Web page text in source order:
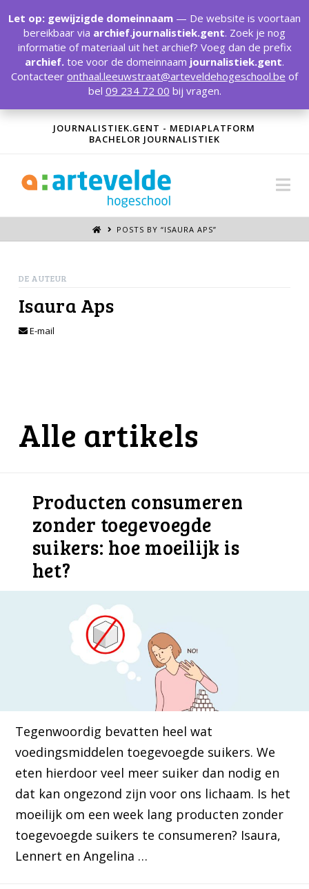
JOURNALISTIEK.GENT - MEDIAPLATFORM
BACHELOR JOURNALISTIEK
POSTS BY “ISAURA APS”
DE AUTEUR
Isaura Aps
E-mail
Alle artikels
Producten consumeren
zonder toegevoegde
suikers: hoe moeilijk is
het?
Tegenwoordig bevatten heel wat
voedingsmiddelen toegevoegde suikers. We
eten hierdoor veel meer suiker dan nodig en
dat kan ongezond zijn voor ons lichaam. Is het
moeilijk om een week lang producten zonder
toegevoegde suikers te consumeren? Isaura,
Lennert en Angelina …
Let op: gewijzigde domeinnaam — De website is voortaan
bereikbaar via archief.journalistiek.gent. Zoek je nog
informatie of materiaal uit het archief? Voeg dan de prefix
archief. toe voor de domeinnaam journalistiek.gent.
Contacteer onthaal.leeuwstraat@arteveldehogeschool.be of
bel 09 234 72 00 bij vragen.